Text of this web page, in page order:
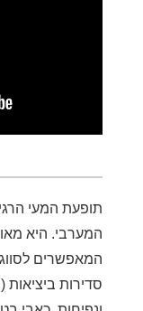
תופעת המעי
המערבי. היא
המאפשרים
סדירות ביציאות